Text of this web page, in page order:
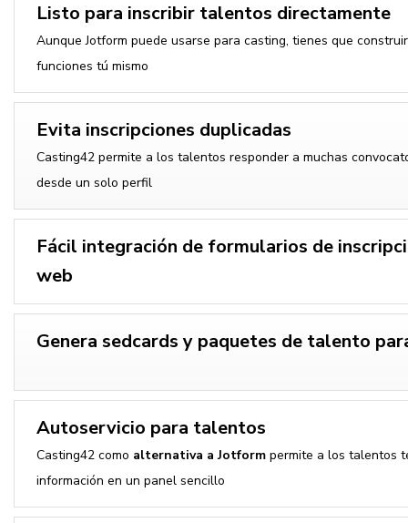
Listo para inscribir talentos directamente
Aunque Jotform puede usarse para casting, tienes que
funciones tú mismo
Evita inscripciones duplicadas
Casting42 permite a los talentos responder a muchas
desde un solo perfil
Fácil integración de formularios de
web
Genera sedcards y paquetes de talento
Autoservicio para talentos
Casting42 como alternativa a Jotform permite a los talentos
información en un panel sencillo